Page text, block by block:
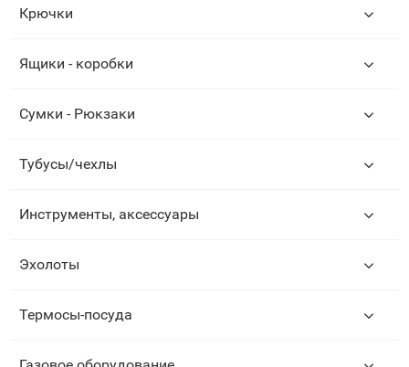
Крючки
Ящики - коробки
Сумки - Рюкзаки
Тубусы/чехлы
Инструменты, аксессуары
Эхолоты
Термосы-посуда